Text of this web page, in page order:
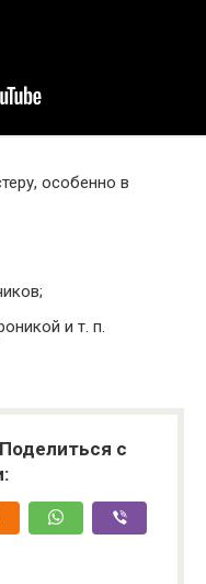
особенно в
и т. п.
с